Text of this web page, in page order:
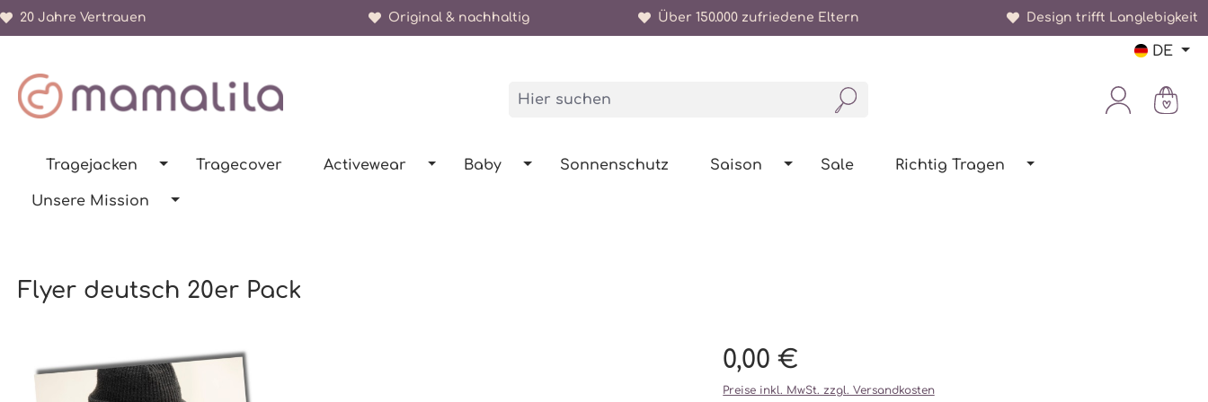
Zur Hauptnavigation springen
20 Jahre Vertrauen Original & nachhaltig Über 150.000 zufriedene Eltern Design trifft Langlebigkeit
DE
Tragejacken Tragecover Activewear Baby Sonnenschutz Saison Sale Richtig Tragen
Unsere Mission
Flyer deutsch 20er Pack
Bildergalerie überspringen 0,00 €
Preise inkl. MwSt. zzgl. Versandkosten